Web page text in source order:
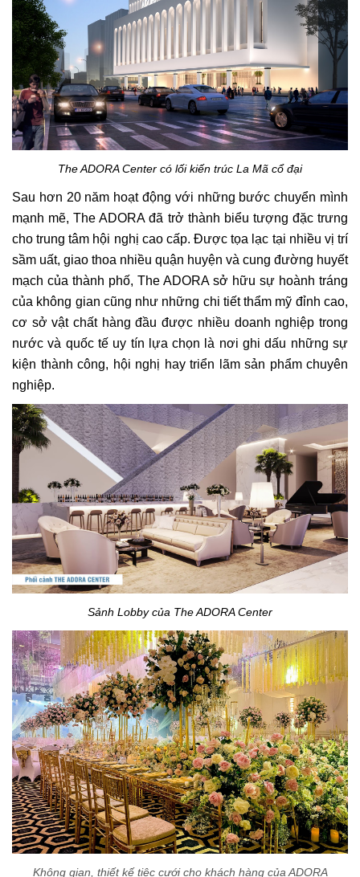
The ADORA Center có lối kiến trúc La Mã cổ đại
Sau hơn 20 năm hoạt động với những bước chuyển mình
mạnh mẽ, The ADORA đã trở thành biểu tượng đặc trưng
cho trung tâm hội nghị cao cấp. Được tọa lạc tại nhiều vị trí
sầm uất, giao thoa nhiều quận huyện và cung đường huyết
mạch của thành phố, The ADORA sở hữu sự hoành tráng
của không gian cũng như những chi tiết thẩm mỹ đỉnh cao,
cơ sở vật chất hàng đầu được nhiều doanh nghiệp trong
nước và quốc tế uy tín lựa chọn là nơi ghi dấu những sự
kiện thành công, hội nghị hay triển lãm sản phẩm chuyên
nghiệp.
Sảnh Lobby của The ADORA Center
Không gian, thiết kế tiệc cưới cho khách hàng của ADORA